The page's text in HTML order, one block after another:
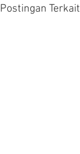
Postingan Terkait